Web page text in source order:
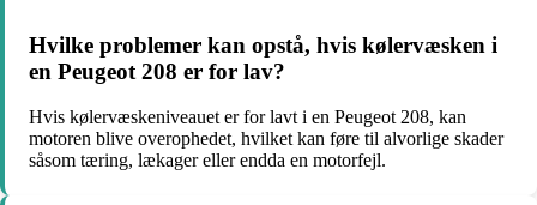
Hvilke problemer kan opstå, hvis kølervæsken i
en Peugeot 208 er for lav?
Hvis kølervæskeniveauet er for lavt i en Peugeot 208, kan
motoren blive overophedet, hvilket kan føre til alvorlige skader
såsom tæring, lækager eller endda en motorfejl.